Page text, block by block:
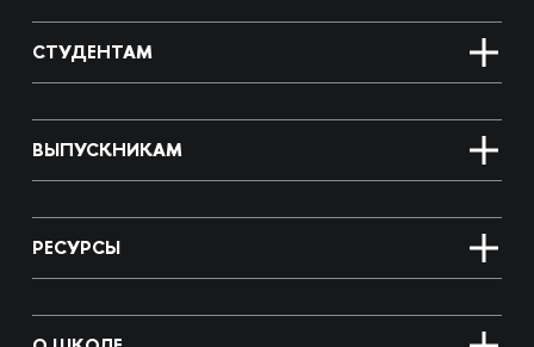
СТУДЕНТАМ
ВЫПУСКНИКАМ
РЕСУРСЫ